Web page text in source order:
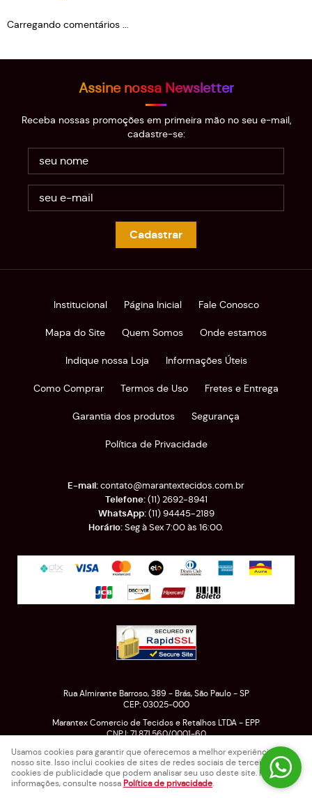
Carregando comentários ...
Assine nossa Newsletter
Receba nossas promoções em primeira mão no seu e-mail,
cadastre-se:
Cadastrar
Institucional Página Inicial Fale Conosco
Mapa do Site Quem Somos Onde estamos
Indique nossa Loja Informações Úteis
Como Comprar Termos de Uso Fretes e Entrega
Garantia dos produtos Segurança
Política de Privacidade
(11)2692-8941
(11)94445-2189
Seg à Sex 7:00 às 16:00.
contato@marantextecidos.com.br
Rua Almirante Barroso, 389 - Brás, São Paulo- SP
CEP: 03025-000
Marantex Comercio de Tecidos e Retalhos LTDA - EPP
CNPJ: 71.871.560/0001-60
LOJA VIRTUAL CRIADA POR
Usamos cookies para garantir que oferecemos a melhor experiência em
nosso site. Isso inclui cookies de sites de redes sociais de terceiros e
cookies de publicidade que podem analisar seu uso deste site. Para mais
informações, consulte nossa Política de privacidade.